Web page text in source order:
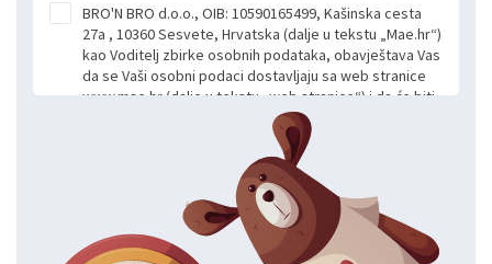
BRO'N BRO d.o.o., OIB: 10590165499, Kašinska cesta
27a , 10360 Sesvete, Hrvatska (dalje u tekstu „Mae.hr“)
kao Voditelj zbirke osobnih podataka, obavještava Vas
da se Vaši osobni podaci dostavljaju sa web stranice
www.mae.hr (dalje u tekstu „web stranice“) i da će biti
obrađeni. Prihvaćanjem ove Izjave smatra se da
slobodno i izričito dajete privolu za prikupljanje i daljnju
obradu Vaših osobnih podataka koje ustupate Mae.hr
putem ovih web stranica u svrhu odgovora i daljnje
komunikacije na Vaš upit poslan kroz kontakt obrazac.
Radi se o dobrovoljnom davanju podataka te ovu
Izjavu niste dužni prihvatiti odnosno niste dužni unositi